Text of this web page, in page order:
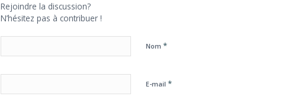
Rejoindre la discussion?
N’hésitez pas à contribuer !
Nom *
E-mail *